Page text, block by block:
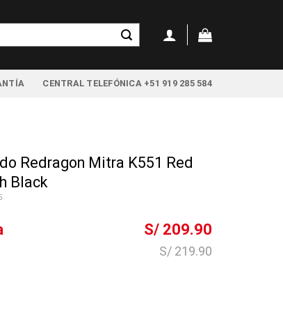
CENTRAL TELEFÓNICA +51 919 285 584
Redragon Mitra K551 Red
Black
S/ 209.90
S/ 219.90